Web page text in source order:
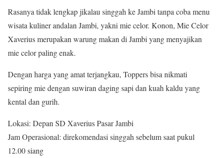
Rasanya tidak lengkap jikalau singgah ke Jambi tanpa coba menu
wisata kuliner andalan Jambi, yakni mie celor. Konon, Mie Celor
Xaverius merupakan warung makan di Jambi yang menyajikan
mie celor paling enak.
Dengan harga yang amat terjangkau, Toppers bisa nikmati
sepiring mie dengan suwiran daging sapi dan kuah kaldu yang
kental dan gurih.
Lokasi: Depan SD Xaverius Pasar Jambi
Jam Operasional: direkomendasi singgah sebelum saat pukul
12.00 siang